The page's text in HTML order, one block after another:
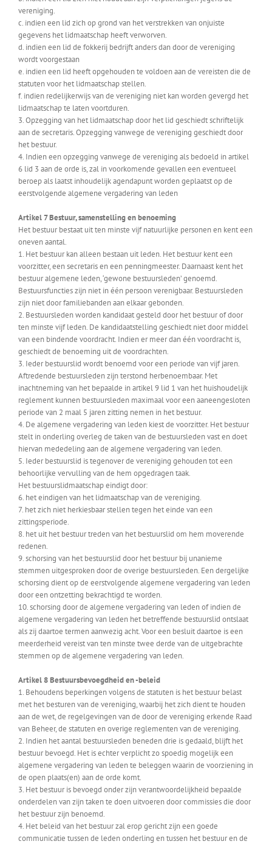
vereniging.
c. indien een lid zich op grond van het verstrekken van onjuiste
gegevens het lidmaatschap heeft verworven.
d. indien een lid de fokkerij bedrijft anders dan door de vereniging
wordt voorgestaan
e. indien een lid heeft opgehouden te voldoen aan de vereisten die de
statuten voor het lidmaatschap stellen.
f. indien redelijkerwijs van de vereniging niet kan worden gevergd het
lidmaatschap te laten voortduren.
3. Opzegging van het lidmaatschap door het lid geschiedt schriftelijk
aan de secretaris. Opzegging vanwege de vereniging geschiedt door
het bestuur.
4. Indien een opzegging vanwege de vereniging als bedoeld in artikel
6 lid 3 aan de orde is, zal in voorkomende gevallen een eventueel
beroep als laatst inhoudelijk agendapunt worden geplaatst op de
eerstvolgende algemene vergadering van leden
Artikel 7 Bestuur, samenstelling en benoeming
Het bestuur bestaat uit ten minste vijf natuurlijke personen en kent een
oneven aantal.
1. Het bestuur kan alleen bestaan uit leden. Het bestuur kent een
voorzitter, een secretaris en een penningmeester. Daarnaast kent het
bestuur algemene leden, ‘gewone bestuursleden’ genoemd.
Bestuursfuncties zijn niet in één persoon verenigbaar. Bestuursleden
zijn niet door familiebanden aan elkaar gebonden.
2. Bestuursleden worden kandidaat gesteld door het bestuur of door
ten minste vijf leden. De kandidaatstelling geschiedt niet door middel
van een bindende voordracht. Indien er meer dan één voordracht is,
geschiedt de benoeming uit de voordrachten.
3. Ieder bestuurslid wordt benoemd voor een periode van vijf jaren.
Aftredende bestuursleden zijn terstond herbenoembaar. Met
inachtneming van het bepaalde in artikel 9 lid 1 van het huishoudelijk
reglement kunnen bestuursleden maximaal voor een aaneengesloten
periode van 2 maal 5 jaren zitting nemen in het bestuur.
4. De algemene vergadering van leden kiest de voorzitter. Het bestuur
stelt in onderling overleg de taken van de bestuursleden vast en doet
hiervan mededeling aan de algemene vergadering van leden.
5. Ieder bestuurslid is tegenover de vereniging gehouden tot een
behoorlijke vervulling van de hem opgedragen taak.
Het bestuurslidmaatschap eindigt door:
6. het eindigen van het lidmaatschap van de vereniging.
7. het zich niet herkiesbaar stellen tegen het einde van een
zittingsperiode.
8. het uit het bestuur treden van het bestuurslid om hem moverende
redenen.
9. schorsing van het bestuurslid door het bestuur bij unanieme
stemmen uitgesproken door de overige bestuursleden. Een dergelijke
schorsing dient op de eerstvolgende algemene vergadering van leden
door een ontzetting bekrachtigd te worden.
10. schorsing door de algemene vergadering van leden of indien de
algemene vergadering van leden het betreffende bestuurslid ontslaat
als zij daartoe termen aanwezig acht. Voor een besluit daartoe is een
meerderheid vereist van ten minste twee derde van de uitgebrachte
stemmen op de algemene vergadering van leden.
Artikel 8 Bestuursbevoegdheid en -beleid
1. Behoudens beperkingen volgens de statuten is het bestuur belast
met het besturen van de vereniging, waarbij het zich dient te houden
aan de wet, de regelgevingen van de door de vereniging erkende Raad
van Beheer, de statuten en overige reglementen van de vereniging.
2. Indien het aantal bestuursleden beneden drie is gedaald, blijft het
bestuur bevoegd. Het is echter verplicht zo spoedig mogelijk een
algemene vergadering van leden te beleggen waarin de voorziening in
de open plaats(en) aan de orde komt.
3. Het bestuur is bevoegd onder zijn verantwoordelijkheid bepaalde
onderdelen van zijn taken te doen uitvoeren door commissies die door
het bestuur zijn benoemd.
4. Het beleid van het bestuur zal erop gericht zijn een goede
communicatie tussen de leden onderling en tussen het bestuur en de